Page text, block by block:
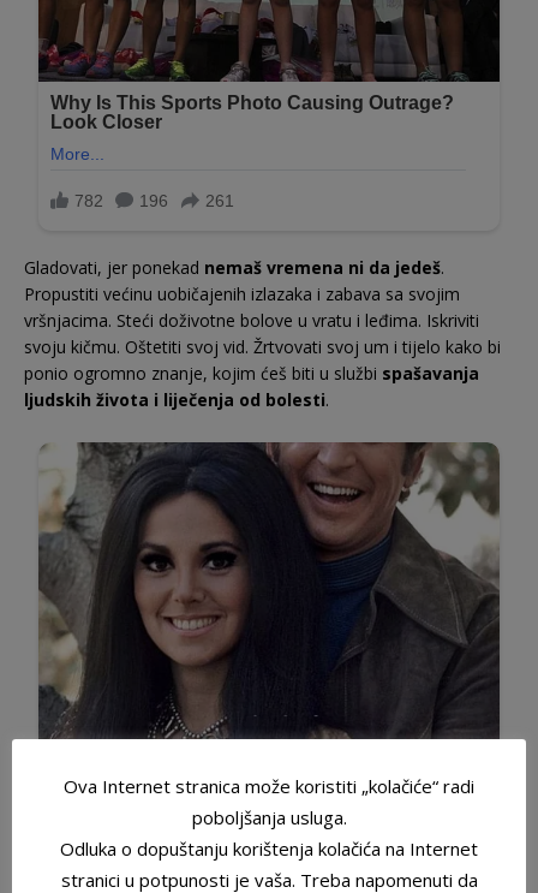
Gladovati, jer ponekad nemaš vremena ni da jedeš.
Propustiti većinu uobičajenih izlazaka i zabava sa svojim
vršnjacima. Steći doživotne bolove u vratu i leđima. Iskriviti
svoju kičmu. Oštetiti svoj vid. Žrtvovati svoj um i tijelo kako bi
ponio ogromno znanje, kojim ćeš biti u službi spašavanja
ljudskih života i liječenja od bolesti.
Ova Internet stranica može koristiti „kolačiće“ radi
poboljšanja usluga.
Odluka o dopuštanju korištenja kolačića na Internet
stranici u potpunosti je vaša. Treba napomenuti da